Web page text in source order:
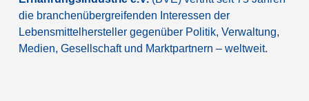
die branchenübergreifenden Interessen der
Lebensmittelhersteller gegenüber Politik, Verwaltung,
Medien, Gesellschaft und Marktpartnern – weltweit.